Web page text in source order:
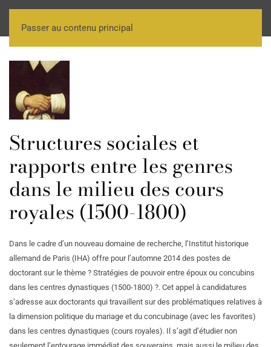
Passer au contenu principal
Structures sociales et
rapports entre les genres
dans le milieu des cours
royales (1500-1800)
Dans le cadre d’un nouveau domaine de recherche, l’Institut historique
allemand de Paris (IHA) offre pour l’automne 2014 des postes de
doctorant sur le thème ? Stratégies de pouvoir entre époux ou concubins
dans les centres dynastiques (1500-1800) ?. Cet appel à candidatures
s’adresse aux doctorants qui travaillent sur des problématiques relatives à
la dimension politique du mariage et du concubinage (avec les favorites)
dans les centres dynastiques (cours royales). Il s’agit d’étudier non